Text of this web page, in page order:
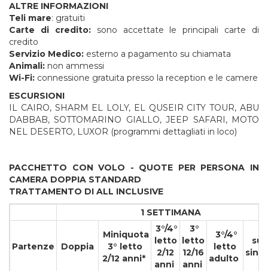
ALTRE INFORMAZIONI
Teli mare: gratuiti
Carte di credito:sono accettate le principali carte di
credito
Servizio Medico: esterno a pagamento su chiamata
Animali: non ammessi
Wi-Fi: connessione gratuita presso la reception e le camere
ESCURSIONI
IL CAIRO, SHARM EL LOLY, EL QUSEIR CITY TOUR, ABU
DABBAB, SOTTOMARINO GIALLO, JEEP SAFARI, MOTO
NEL DESERTO, LUXOR (programmi dettagliati in loco)
PACCHETTO CON VOLO - QUOTE PER PERSONA IN
CAMERA DOPPIA STANDARD
TRATTAMENTO DI ALL INCLUSIVE
1 SETTIMANA
Partenze Doppia
Miniquota
3° letto
2/12 anni*
3°/4°
letto
2/12
anni
3°
letto
12/16
anni
3°/4°
letto
adulto